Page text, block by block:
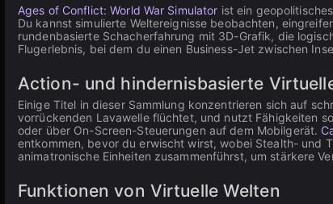
Ages of Conflict: World War Simulator ist ein
Du kannst simulierte Weltereignisse beobachten,
rundenbasierte Schacherfahrung mit 3D-Grafik, die
Flugerlebnis, bei dem du einen Business-Jet zwischen
Action- und hindernisbasierte
Einige Titel in dieser Sammlung konzentrieren sich auf
vorrückenden Lavawelle flüchtet, und nutzt Fähigkeiten
oder über On-Screen-Steuerungen auf dem Mobilgerät.
entkommen, bevor du erwischt wirst, wobei Stealth- und
animatronische Einheiten zusammenführst, um stärkere
Funktionen von Virtuelle Welten